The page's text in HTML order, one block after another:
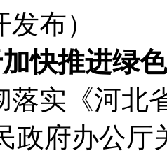
发布）
快推进绿
落实《河北
政府办公